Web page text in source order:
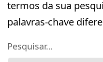
termos da sua
palavras-chave
Pesquisar…